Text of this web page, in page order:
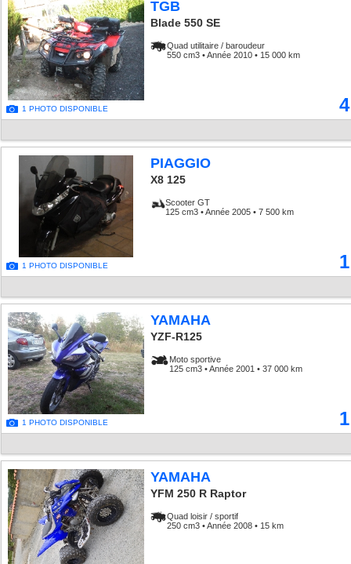
1 PHOTO DISPONIBLE
TGB
Blade 550 SE
Quad utilitaire / baroudeur
550 cm3 • Année 2010 • 15 000 km
1 PHOTO DISPONIBLE
PIAGGIO
X8 125
Scooter GT
125 cm3 • Année 2005 • 7 500 km
1 PHOTO DISPONIBLE
YAMAHA
YZF-R125
Moto sportive
125 cm3 • Année 2001 • 37 000 km
YAMAHA
YFM 250 R Raptor
Quad loisir / sportif
250 cm3 • Année 2008 • 15 km